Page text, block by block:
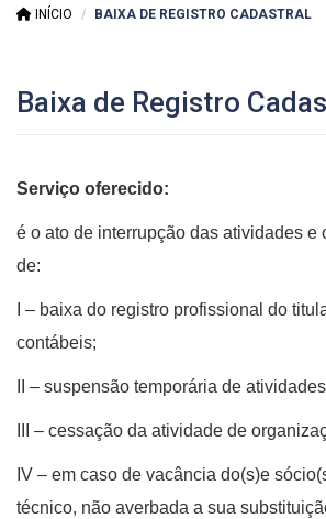
INÍCIO BAIXA DE REGISTRO CADASTRAL
Baixa de Registro
Serviço oferecido:
é o ato de interrupção das atividades e
de:
I – baixa do registro profissional do
contábeis;
II – suspensão temporária de
III – cessação da atividade de
IV – em caso de vacância do(s)e
técnico, não averbada a sua